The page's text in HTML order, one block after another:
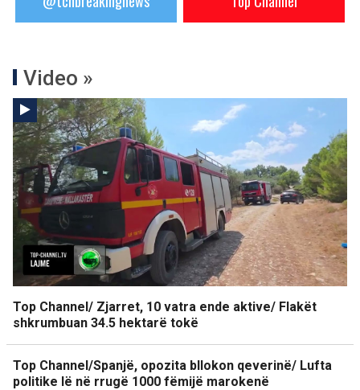
Video »
Top Channel/ Zjarret, 10 vatra ende aktive/ Flakët
shkrumbuan 34.5 hektarë tokë
Top Channel/Spanjë, opozita bllokon qeverinë/ Lufta
politike lë në rrugë 1000 fëmijë marokenë